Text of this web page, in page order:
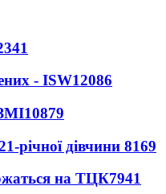
- ISW12086
10879
річної дівчини 8169
на ТЦК7941